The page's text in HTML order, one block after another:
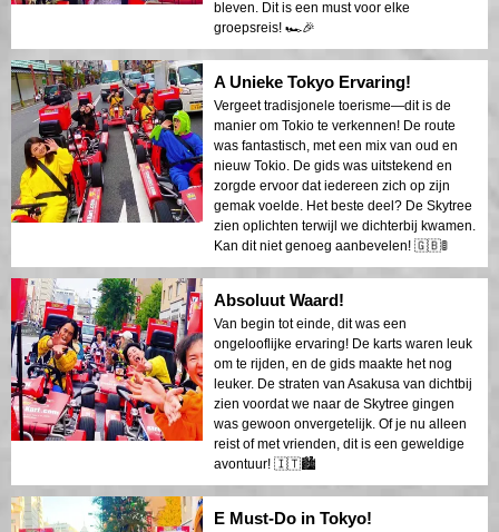
bleven. Dit is een must voor elke
groepsreis! 🏎️🎉
A Unieke Tokyo Ervaring!
Vergeet tradisjonele toerisme—dit is de
manier om Tokio te verkennen! De route
was fantastisch, met een mix van oud en
nieuw Tokio. De gids was uitstekend en
zorgde ervoor dat iedereen zich op zijn
gemak voelde. Het beste deel? De Skytree
zien oplichten terwijl we dichterbij kwamen.
Kan dit niet genoeg aanbevelen! 🇬🇧🚦
Absoluut Waard!
Van begin tot einde, dit was een
ongelooflijke ervaring! De karts waren leuk
om te rijden, en de gids maakte het nog
leuker. De straten van Asakusa van dichtbij
zien voordat we naar de Skytree gingen
was gewoon onvergetelijk. Of je nu alleen
reist of met vrienden, dit is een geweldige
avontuur! 🇮🇹🏙️
E Must-Do in Tokyo!